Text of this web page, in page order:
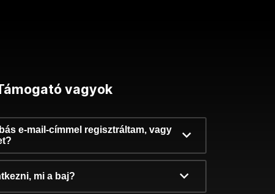
vagyok
e-mail-címmel regisztráltam, vagy
mi a baj?